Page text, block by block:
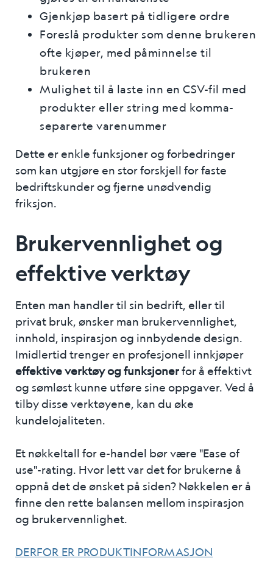
Gjenkjøp basert på tidligere ordre
Foreslå produkter som denne brukeren
ofte kjøper, med påminnelse til
brukeren
Mulighet til å laste inn en CSV-fil med
produkter eller string med komma-
separerte varenummer
Dette er enkle funksjoner og forbedringer
som kan utgjøre en stor forskjell for faste
bedriftskunder og fjerne unødvendig
friksjon.
Brukervennlighet og
effektive verktøy
Enten man handler til sin bedrift, eller til
privat bruk, ønsker man brukervennlighet,
innhold, inspirasjon og innbydende design.
Imidlertid trenger en profesjonell innkjøper
effektive verktøy og funksjonerfor å effektivt
og sømløst kunne utføre sine oppgaver. Ved å
tilby disse verktøyene, kan du øke
kundelojaliteten.
Et nøkkeltall for e-handel bør være "Ease of
use"-rating. Hvor lett var det for brukerne å
oppnå det de ønsket på siden? Nøkkelen er å
finne den rette balansen mellom inspirasjon
og brukervennlighet.
DERFOR ER PRODUKTINFORMASJON